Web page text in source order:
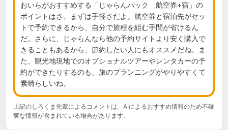
おいらがおすすめする「じゃらんパック　航空券+宿」の
ポイントはさ、まずは手軽さだよ。航空券と宿泊先がセッ
トで予約できるから、自分で旅程を組む手間が省けるん
だ。さらに、じゃらんなら他の予約サイトより安く購入で
きることもあるから、節約したい人にもオススメだね。ま
た、観光地現地でのオプショナルツアーやレンタカーの予
約ができたりするのも、旅のプランニングがやりやすくて
素晴らしいね。
上記のしろくま先輩によるコメントは、AIによるおすすめ情報のため不確
実な情報が含まれている場合があります。